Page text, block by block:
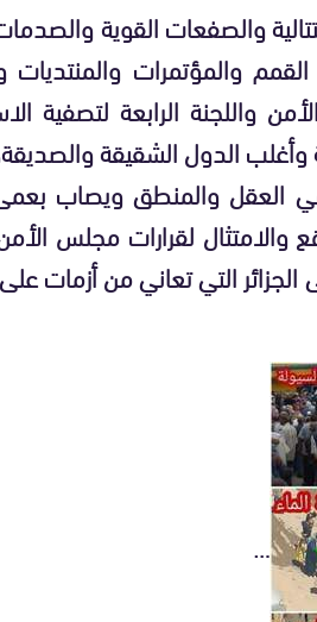
والصفعات القوية
والمؤتمرات والمنتديات
واللجنة الرابعة لتصفية
وأغلب الدول الشقيقة
العقل والمنطق ويصاب
والامتثال لقرارات مجلس
التي تعاني من أزمات
…